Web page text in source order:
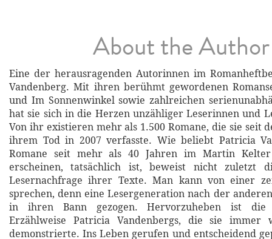
About the Author
Eine der herausragenden Autorinnen im
Vandenberg. Mit ihren berühmt gewordenen
und Im Sonnenwinkel sowie zahlreichen
hat sie sich in die Herzen unzähliger Leserinnen und
Von ihr existieren mehr als 1.500 Romane, die sie seit
ihrem Tod in 2007 verfasste. Wie beliebt Patricia
Romane seit mehr als 40 Jahren im Martin
erscheinen, tatsächlich ist, beweist nicht zuletzt
Lesernachfrage ihrer Texte. Man kann von einer
sprechen, denn eine Lesergeneration nach der
in ihren Bann gezogen. Hervorzuheben ist die
Erzählweise Patricia Vandenbergs, die sie immer
demonstrierte. Ins Leben gerufen und entscheidend